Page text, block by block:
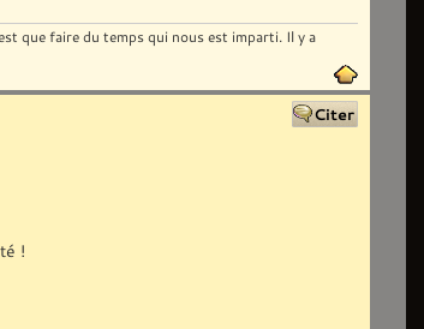
que faire du temps qui nous est imparti. Il y a
!